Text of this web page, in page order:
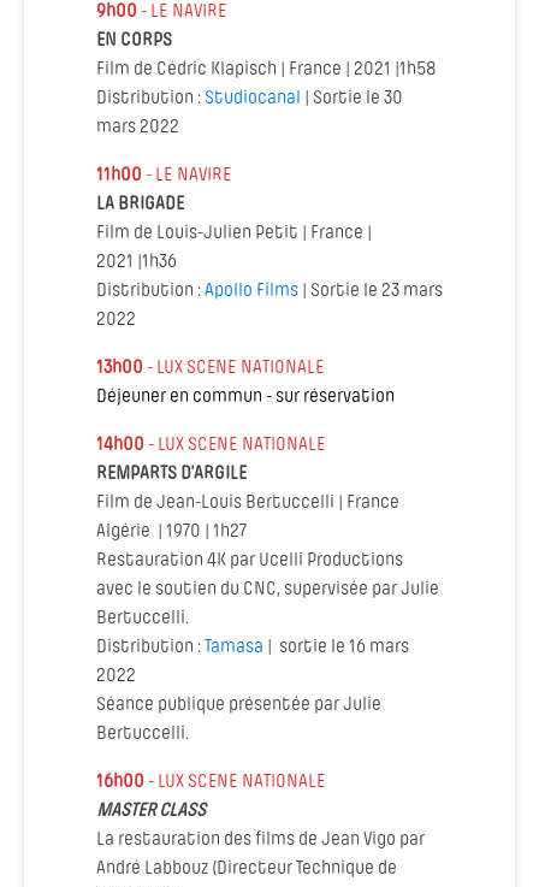
9h00 - LE NAVIRE
EN CORPS
Film de Cédric Klapisch | France | 2021 |1h58
Distribution :Studiocanal | Sortie le 30
mars 2022
11h00 - LE NAVIRE
LA BRIGADE
Film de Louis-Julien Petit | France |
2021 |1h36
Distribution :Apollo Films | Sortie le 23 mars
2022
13h00 - LUX SCENE NATIONALE
Déjeuner en commun - sur réservation
14h00 - LUX SCENE NATIONALE
REMPARTS D’ARGILE
Film de Jean-Louis Bertuccelli | France
Algérie | 1970 | 1h27
Restauration 4K par Ucelli Productions
avec le soutien du CNC, supervisée par Julie
Bertuccelli.
Distribution : Tamasa | sortie le 16 mars
2022
Séance publique présentée par Julie
Bertuccelli.
16h00 - LUX SCENE NATIONALE
MASTER CLASS
La restauration des films de Jean Vigo par
André Labbouz (Directeur Technique de